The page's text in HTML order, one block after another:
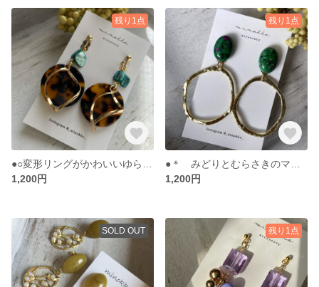
残り1点
1,200円
残り1点
1,200円
SOLD OUT 残り1点